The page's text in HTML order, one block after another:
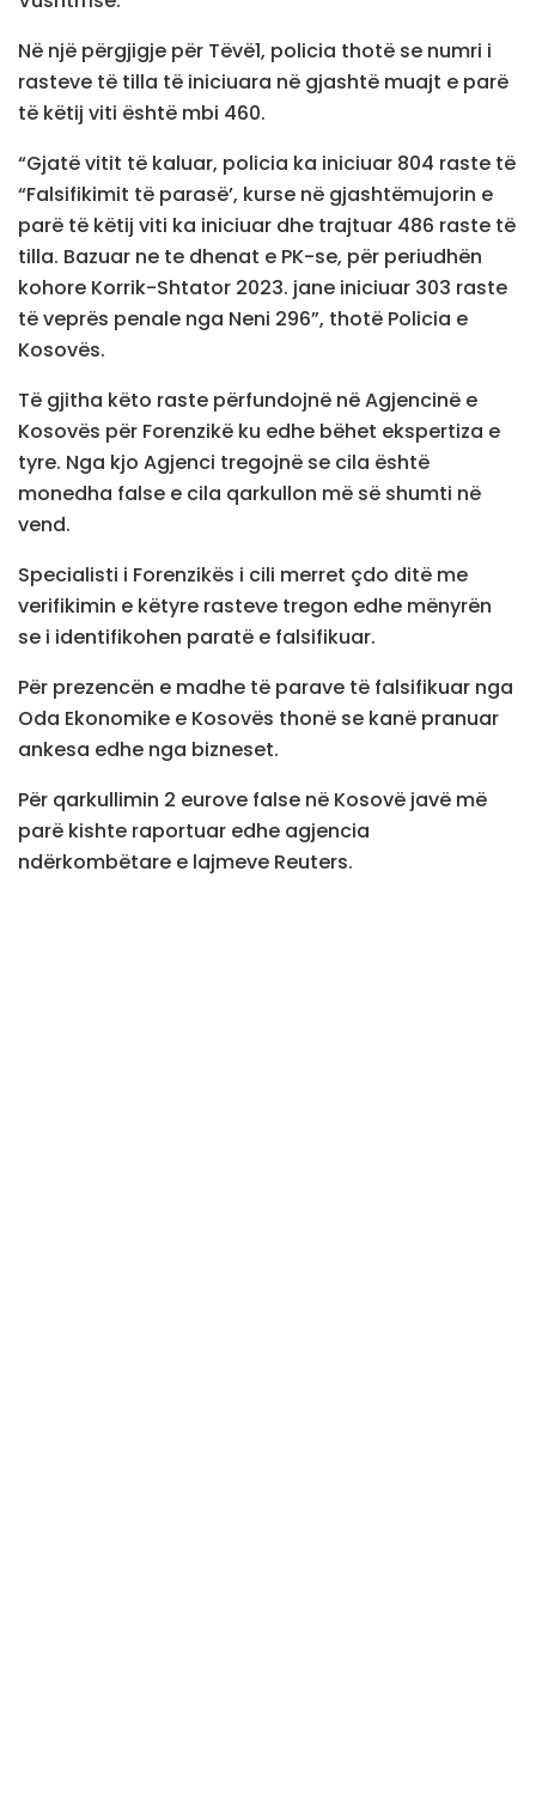
Në një përgjigje për Tëvë1, policia thotë se numri i
rasteve të tilla të iniciuara në gjashtë muajt e parë
të këtij viti është mbi 460.
“Gjatë vitit të kaluar, policia ka iniciuar 804 raste të
“Falsifikimit të parasë’, kurse në gjashtëmujorin e
parë të këtij viti ka iniciuar dhe trajtuar 486 raste të
tilla. Bazuar ne te dhenat e PK-se, për periudhën
kohore Korrik-Shtator 2023. jane iniciuar 303 raste
të veprës penale nga Neni 296”, thotë Policia e
Kosovës.
Të gjitha këto raste përfundojnë në Agjencinë e
Kosovës për Forenzikë ku edhe bëhet ekspertiza e
tyre. Nga kjo Agjenci tregojnë se cila është
monedha false e cila qarkullon më së shumti në
vend.
Specialisti i Forenzikës i cili merret çdo ditë me
verifikimin e këtyre rasteve tregon edhe mënyrën
se i identifikohen paratë e falsifikuar.
Për prezencën e madhe të parave të falsifikuar nga
Oda Ekonomike e Kosovës thonë se kanë pranuar
ankesa edhe nga bizneset.
Për qarkullimin 2 eurove false në Kosovë javë më
parë kishte raportuar edhe agjencia
ndërkombëtare e lajmeve Reuters.